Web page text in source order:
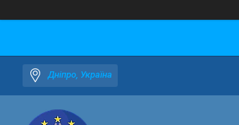
Дніпро, Україна